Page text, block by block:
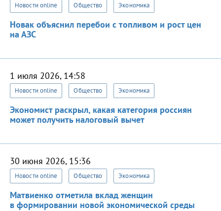
Новости online Общество Экономика
Новак объяснил перебои с топливом и рост цен
на АЗС
1 июля 2026, 14:58
Новости online Общество Экономика
Экономист раскрыл, какая категория россиян
может получить налоговый вычет
30 июня 2026, 15:36
Новости online Общество Экономика
Матвиенко отметила вклад женщин
в формировании новой экономической среды